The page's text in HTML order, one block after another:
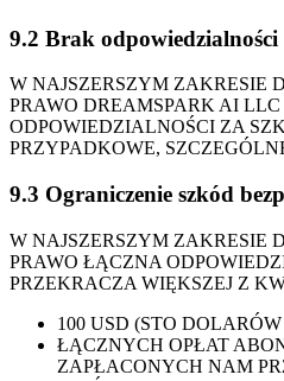
9.2 Brak odpowiedzialności
W NAJSZERSZYM ZAKRESIE
PRAWO DREAMSPARK AI LLC
ODPOWIEDZIALNOŚCI ZA
PRZYPADKOWE,
9.3 Ograniczenie szkód
W NAJSZERSZYM ZAKRESIE
PRAWO ŁĄCZNA
PRZEKRACZA WIĘKSZEJ Z
100 USD (STO
ŁĄCZNYCH OPŁAT
ZAPŁACONYCH NAM